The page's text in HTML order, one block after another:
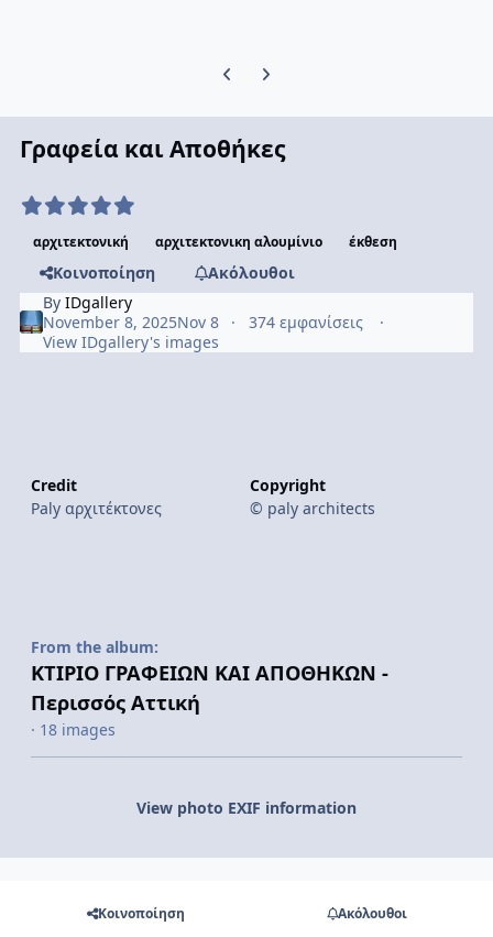
Previous carousel slide
Next carousel slide
Γραφεία και Αποθήκες
αρχιτεκτονική αρχιτεκτονικη αλουμίνιο έκθεση
Κοινοποίηση
Ακόλουθοι
ByIDgallery
November 8, 2025Nov 8
374 εμφανίσεις
View IDgallery's images
Credit
Paly αρχιτέκτονες
Copyright
© paly architects
From the album:
ΚΤΙΡΙΟ ΓΡΑΦΕΙΩΝ ΚΑΙ ΑΠΟΘΗΚΩΝ -
Περισσός Αττική
· 18 images
View photo EXIF information
Κοινοποίηση Ακόλουθοι